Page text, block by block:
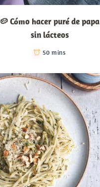
🥔 Cómo hacer puré de papa
sin lácteos
50 mins